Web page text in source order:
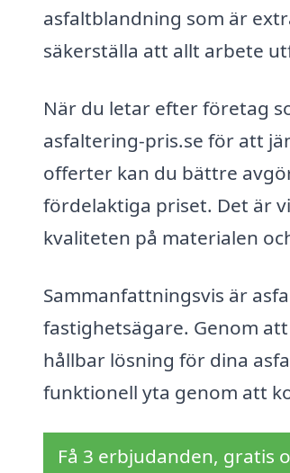
asfaltblandning som är
säkerställa att allt arbete
När du letar efter företag
asfaltering-pris.se för att
offerter kan du bättre
fördelaktiga priset. Det är
kvaliteten på materialen
Sammanfattningsvis är
fastighetsägare. Genom
hållbar lösning för dina
funktionell yta genom att
Få 3 erbjudanden, gratis